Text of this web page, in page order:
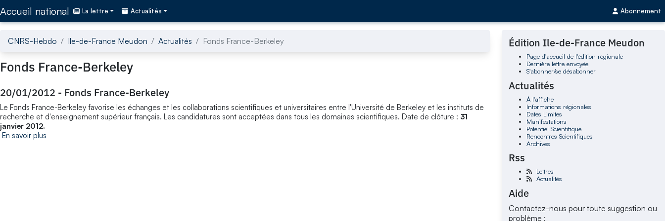
Accueil national La lettre Actualités Abonnement
CNRS-Hebdo Ile-de-France Meudon Actualités Fonds France-Berkeley
Fonds France-Berkeley
20/01/2012 - Fonds France-Berkeley
Le Fonds France-Berkeley favorise les échanges et les collaborations scientifiques et universitaires entre l'Université de Berkeley et les instituts de
recherche et d'enseignement supérieur français. Les candidatures sont acceptées dans tous les domaines scientifiques. Date de clôture : 31
janvier 2012.
En savoir plus
Édition Ile-de-France Meudon
Page d'accueil de l'édition régionale
Dernière lettre envoyée
S'abonner/se désabonner
Actualités
À l'affiche
Informations régionales
Dates Limites
Manifestations
Potentiel Scientifique
Rencontres Scientifiques
Archives
Rss
Lettres
Actualités
Aide
Contactez-nous pour toute suggestion ou
problème :